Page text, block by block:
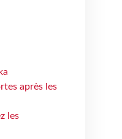
après les
les